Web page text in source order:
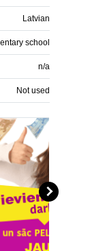
Latvian
school
n/a
Not used